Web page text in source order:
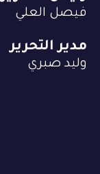
فيصل العلي
مدير التحرير
وليد صبري